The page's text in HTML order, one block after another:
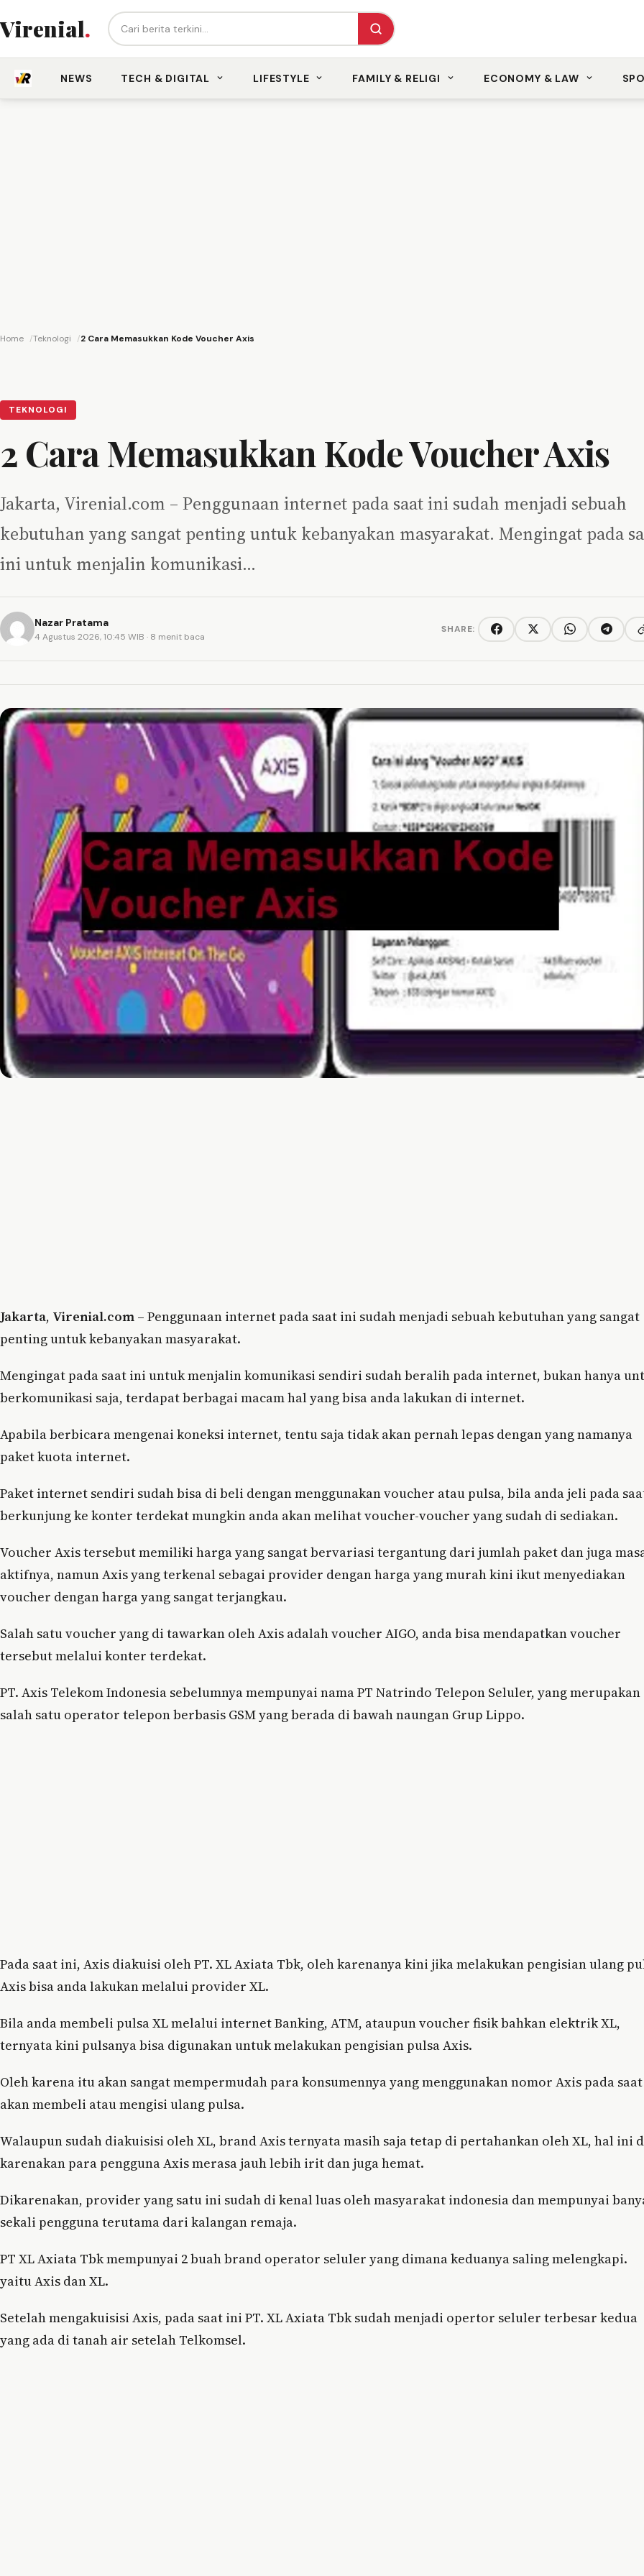
Virenial. Cari berita...
NEWS TECH & DIGITAL LIFESTYLE FAMILY & RELIGI ECONOMY & LAW
Home Teknologi 2 Cara Memasukkan Kode Voucher Axis
TEKNOLOGI
2 Cara Memasukkan Kode Voucher Axis
Jakarta, Virenial.com – Penggunaan internet pada saat ini sudah menjadi sebuah
kebutuhan yang sangat penting untuk kebanyakan masyarakat. Mengingat pada
ini untuk menjalin komunikasi…
Nazar Pratama
4 Agustus 2026, 10:45 WIB · 8 menit baca
SHARE: FacebookTwitter/XWhatsAppTelegram
Jakarta, Virenial.com – Penggunaan internet pada saat ini sudah menjadi sebuah kebutuhan yang sangat
penting untuk kebanyakan masyarakat.
Mengingat pada saat ini untuk menjalin komunikasi sendiri sudah beralih pada internet, bukan hanya
berkomunikasi saja, terdapat berbagai macam hal yang bisa anda lakukan di internet.
Apabila berbicara mengenai koneksi internet, tentu saja tidak akan pernah lepas dengan yang namanya
paket kuota internet.
Paket internet sendiri sudah bisa di beli dengan menggunakan voucher atau pulsa, bila anda jeli pada
berkunjung ke konter terdekat mungkin anda akan melihat voucher-voucher yang sudah di sediakan.
Voucher Axis tersebut memiliki harga yang sangat bervariasi tergantung dari jumlah paket dan juga
aktifnya, namun Axis yang terkenal sebagai provider dengan harga yang murah kini ikut menyediakan
voucher dengan harga yang sangat terjangkau.
Salah satu voucher yang di tawarkan oleh Axis adalah voucher AIGO, anda bisa mendapatkan voucher
tersebut melalui konter terdekat.
PT. Axis Telekom Indonesia sebelumnya mempunyai nama PT Natrindo Telepon Seluler, yang merupakan
salah satu operator telepon berbasis GSM yang berada di bawah naungan Grup Lippo.
Pada saat ini, Axis diakuisi oleh PT. XL Axiata Tbk, oleh karenanya kini jika melakukan pengisian ulang
Axis bisa anda lakukan melalui provider XL.
Bila anda membeli pulsa XL melalui internet Banking, ATM, ataupun voucher fisik bahkan elektrik XL,
ternyata kini pulsanya bisa digunakan untuk melakukan pengisian pulsa Axis.
Oleh karena itu akan sangat mempermudah para konsumennya yang menggunakan nomor Axis pada saat
akan membeli atau mengisi ulang pulsa.
Walaupun sudah diakuisisi oleh XL, brand Axis ternyata masih saja tetap di pertahankan oleh XL, hal ini
karenakan para pengguna Axis merasa jauh lebih irit dan juga hemat.
Dikarenakan, provider yang satu ini sudah di kenal luas oleh masyarakat indonesia dan mempunyai
sekali pengguna terutama dari kalangan remaja.
PT XL Axiata Tbk mempunyai 2 buah brand operator seluler yang dimana keduanya saling melengkapi.
yaitu Axis dan XL.
Setelah mengakuisisi Axis, pada saat ini PT. XL Axiata Tbk sudah menjadi opertor seluler terbesar kedua
yang ada di tanah air setelah Telkomsel.